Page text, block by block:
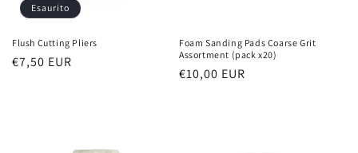
Esaurito
Flush Cutting Pliers
Prezzo
€7,50 EUR
Foam Sanding Pads Coarse Grit
Assortment (pack x20)
Prezzo
€10,00 EUR